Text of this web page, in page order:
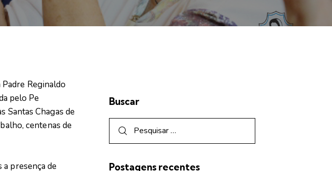
Reginaldo
pelo Pe
Santas Chagas de
centenas de
a presença de
Buscar
Postagens recentes